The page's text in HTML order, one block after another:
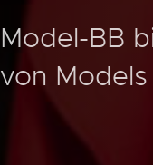
Model-BB
von Models